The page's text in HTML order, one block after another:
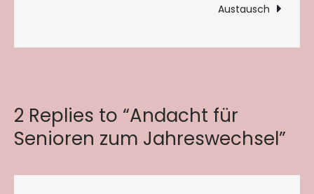
Austausch
2 Replies to “Andacht für
Senioren zum Jahreswechsel”